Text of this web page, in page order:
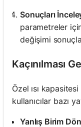
Sonuçları
parametreler
değişimi
Kaçınılması
Özel ısı kapasitesi
kullanıcılar bazı
Yanlış Birim